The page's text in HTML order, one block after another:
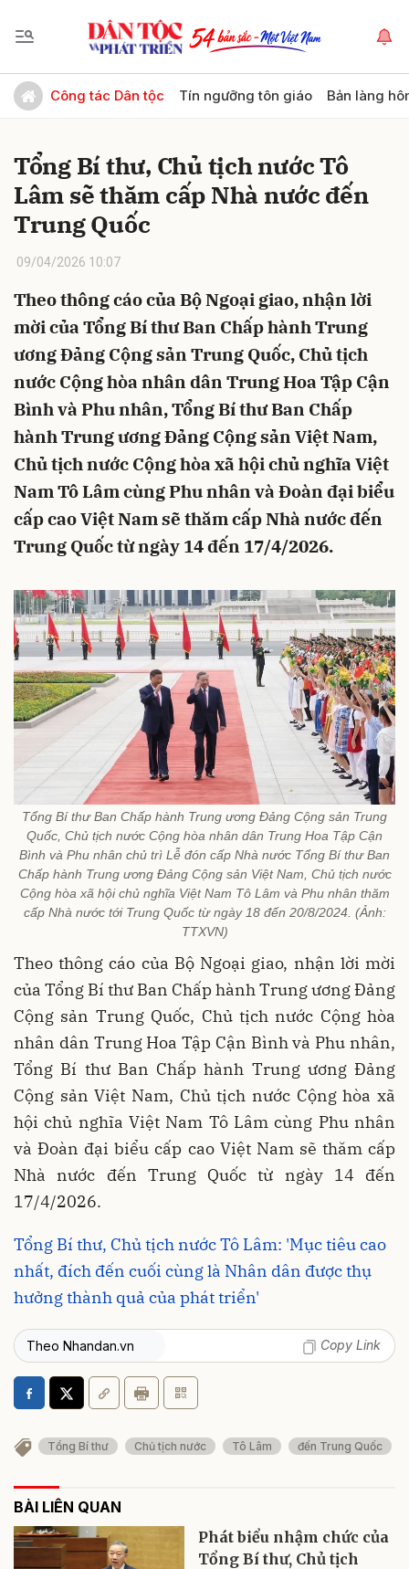
Công tác Dân tộc Tín ngưỡng tôn giáo Bản làng
Tổng Bí thư, Chủ tịch nước Tô
Lâm sẽ thăm cấp Nhà nước đến
Trung Quốc
09/04/2026 10:07
Theo thông cáo của Bộ Ngoại giao, nhận lời
mời của Tổng Bí thư Ban Chấp hành Trung
ương Đảng Cộng sản Trung Quốc, Chủ tịch
nước Cộng hòa nhân dân Trung Hoa Tập Cận
Bình và Phu nhân, Tổng Bí thư Ban Chấp
hành Trung ương Đảng Cộng sản Việt Nam,
Chủ tịch nước Cộng hòa xã hội chủ nghĩa Việt
Nam Tô Lâm cùng Phu nhân và Đoàn đại biểu
cấp cao Việt Nam sẽ thăm cấp Nhà nước đến
Trung Quốc từ ngày 14 đến 17/4/2026.
Tổng Bí thư Ban Chấp hành Trung ương Đảng Cộng sản Trung
Quốc, Chủ tịch nước Cộng hòa nhân dân Trung Hoa Tập Cận
Bình và Phu nhân chủ trì Lễ đón cấp Nhà nước Tổng Bí thư Ban
Chấp hành Trung ương Đảng Cộng sản Việt Nam, Chủ tịch nước
Cộng hòa xã hội chủ nghĩa Việt Nam Tô Lâm và Phu nhân thăm
cấp Nhà nước tới Trung Quốc từ ngày 18 đến 20/8/2024. (Ảnh:
TTXVN)
Theo thông cáo của Bộ Ngoại giao, nhận lời mời
của Tổng Bí thư Ban Chấp hành Trung ương Đảng
Cộng sản Trung Quốc, Chủ tịch nước Cộng hòa
nhân dân Trung Hoa Tập Cận Bình và Phu nhân,
Tổng Bí thư Ban Chấp hành Trung ương Đảng
Cộng sản Việt Nam, Chủ tịch nước Cộng hòa xã
hội chủ nghĩa Việt Nam Tô Lâm cùng Phu nhân
và Đoàn đại biểu cấp cao Việt Nam sẽ thăm cấp
Nhà nước đến Trung Quốc từ ngày 14 đến
17/4/2026.
Tổng Bí thư, Chủ tịch nước Tô Lâm: 'Mục tiêu cao
nhất, đích đến cuối cùng là Nhân dân được thụ
hưởng thành quả của phát triển'
Theo Nhandan.vn Copy Link
Tổng Bí thư Chủ tịch nước Tô Lâm đến Trung Quốc
BÀI LIÊN QUAN
Phát biểu nhậm chức của
Tổng Bí thư, Chủ tịch
Gửi bình luận